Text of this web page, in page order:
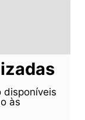
disponíveis
às